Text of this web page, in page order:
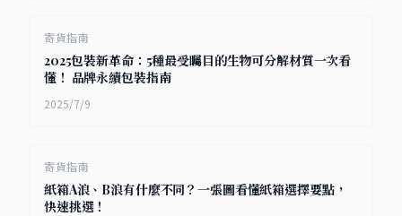
寄貨指南
2025包裝新革命：5種最受矚目的生物可分解材質一次看
懂！ 品牌永續包裝指南
2025/7/9
寄貨指南
紙箱A浪、B浪有什麼不同？一張圖看懂紙箱選擇要點，
快速挑選！